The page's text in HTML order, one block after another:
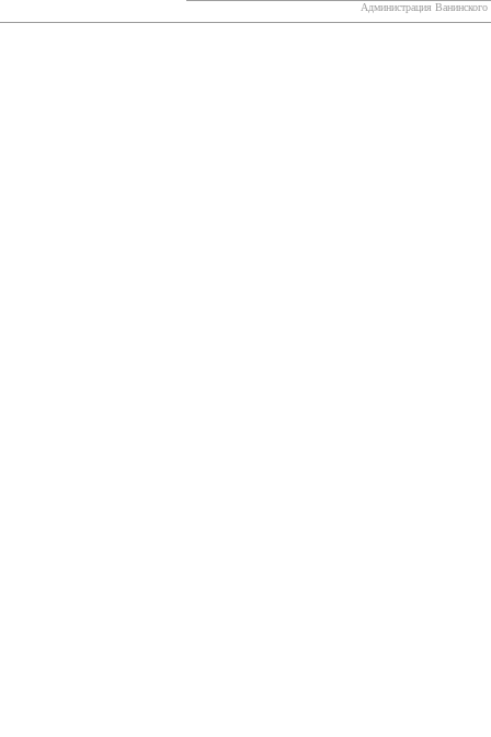
Администрация